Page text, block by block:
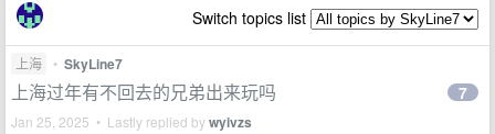
Switch topics list
上海 • SkyLine7
上海过年有不回去的兄弟出来玩吗
Jan 25, 2025 • Lastly replied bywyivzs
7